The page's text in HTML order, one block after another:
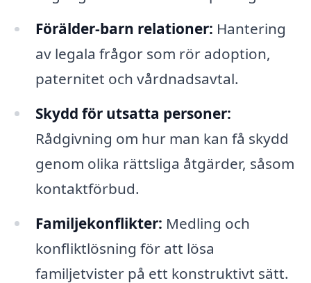
Förälder-barn relationer: Hantering
av legala frågor som rör adoption,
paternitet och vårdnadsavtal.
Skydd för utsatta personer:
Rådgivning om hur man kan få skydd
genom olika rättsliga åtgärder, såsom
kontaktförbud.
Familjekonflikter: Medling och
konfliktlösning för att lösa
familjetvister på ett konstruktivt sätt.